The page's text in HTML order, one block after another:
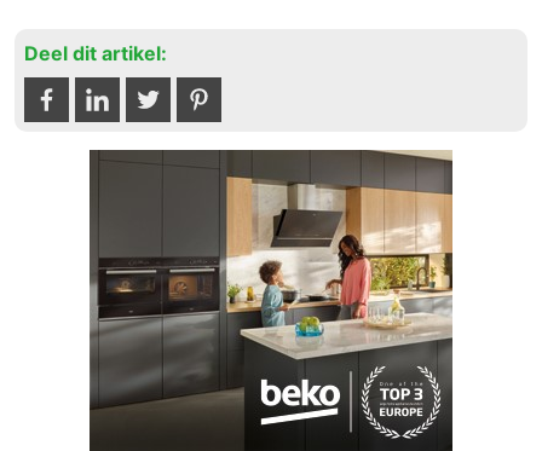
Deel dit artikel: